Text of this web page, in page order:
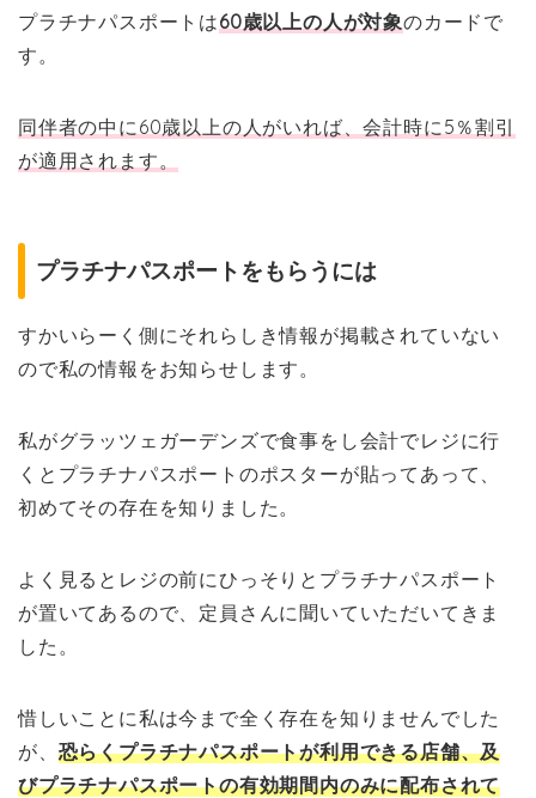
プラチナパスポートは60歳以上の人が対象のカードで
す。
同伴者の中に60歳以上の人がいれば、会計時に5％割引
が適用されます。
プラチナパスポートをもらうには
すかいらーく側にそれらしき情報が掲載されていない
ので私の情報をお知らせします。
私がグラッツェガーデンズで食事をし会計でレジに行
くとプラチナパスポートのポスターが貼ってあって、
初めてその存在を知りました。
よく見るとレジの前にひっそりとプラチナパスポート
が置いてあるので、定員さんに聞いていただいてきま
した。
惜しいことに私は今まで全く存在を知りませんでした
が、 恐らくプラチナパスポートが利用できる店舗、及
びプラチナパスポートの有効期間内のみに配布されて